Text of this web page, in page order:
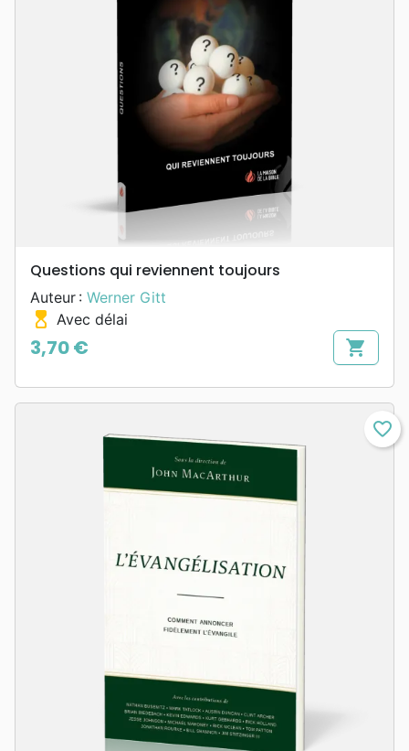
Questions qui reviennent toujours
Auteur : Werner Gitt
hourglass_top Avec délai
Prix
3,70 € shopping_cart
favorite_border